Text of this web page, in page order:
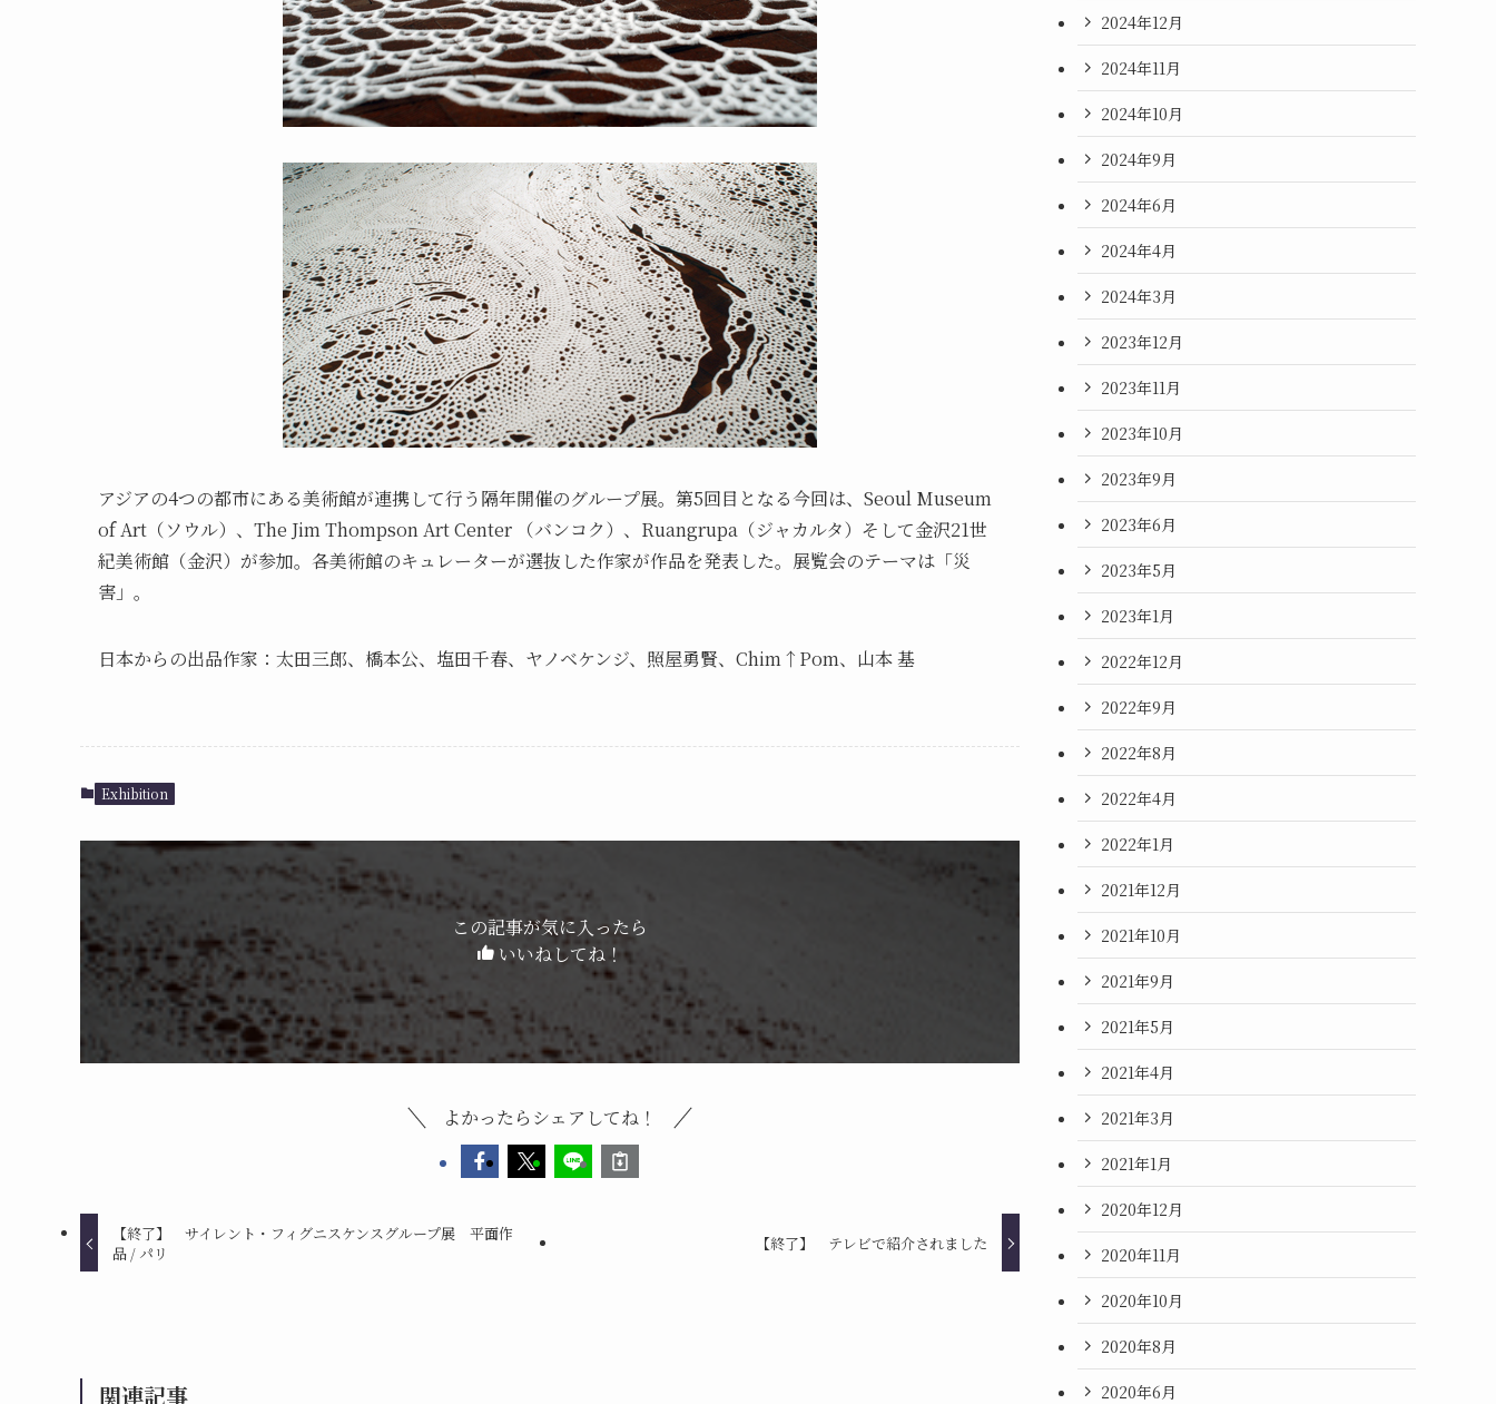
アジアの4つの都市にある美術館が連携して行う隔年開催のグループ展。第5回目となる今回は、Seoul Museum
of Art（ソウル）、The Jim Thompson Art Center （バンコク）、Ruangrupa（ジャカルタ）そして金沢21世
紀美術館（金沢）が参加。各美術館のキュレーターが選抜した作家が作品を発表した。展覧会のテーマは「災
害」。
日本からの出品作家：太田三郎、橋本公、塩田千春、ヤノベケンジ、照屋勇賢、Chim↑Pom、山本 基
Exhibition
この記事が気に入ったら
いいねしてね！
よかったらシェアしてね！
【終了】 サイレント・フィグニスケンスグループ展 平面作
品 / パリ
【終了】 テレビで紹介されました
関連記事
2024年12月
2024年11月
2024年10月
2024年9月
2024年6月
2024年4月
2024年3月
2023年12月
2023年11月
2023年10月
2023年9月
2023年6月
2023年5月
2023年1月
2022年12月
2022年9月
2022年8月
2022年4月
2022年1月
2021年12月
2021年10月
2021年9月
2021年5月
2021年4月
2021年3月
2021年1月
2020年12月
2020年11月
2020年10月
2020年8月
2020年6月